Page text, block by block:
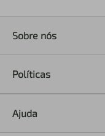
Sobre nós
Políticas
Ajuda